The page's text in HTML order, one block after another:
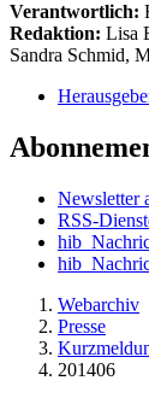
Verantwortlich:
Redaktion: Lisa
Sandra Schmid,
Newsletter
RSS-
Webarchiv
Presse
201406